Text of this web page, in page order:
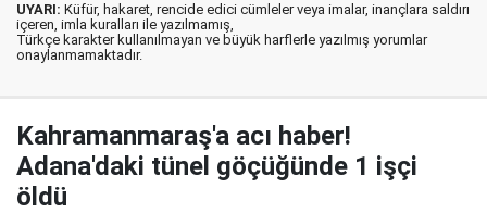
UYARI: Küfür, hakaret, rencide edici cümleler veya imalar, inançlara saldırı
içeren, imla kuralları ile yazılmamış,
Türkçe karakter kullanılmayan ve büyük harflerle yazılmış yorumlar
onaylanmamaktadır.
Kahramanmaraş'a acı haber!
Adana'daki tünel göçüğünde 1 işçi
öldü